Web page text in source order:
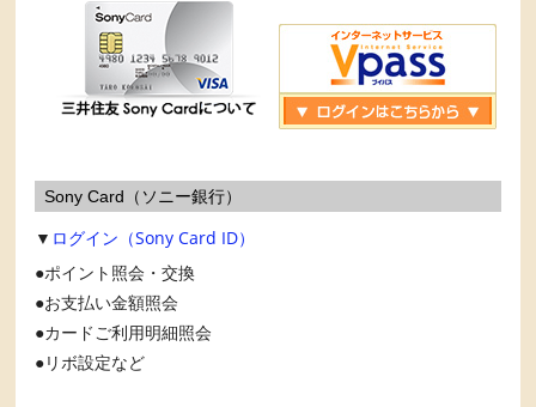
Sony Card（ソニー銀行）
▼ ログイン（Sony Card ID）
ポイント照会・交換
お支払い金額照会
カードご利用明細照会
リボ設定など